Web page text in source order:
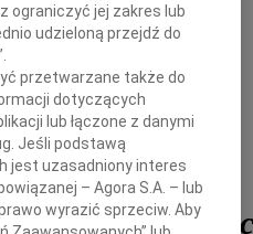
Z wielkim smutkiem
wiadomosć o śmierci
ograniczyć jej zakres lub
udzieloną przejdź do
przetwarzane także do
dotyczących
lub łączone z danymi
Jeśli podstawą
jest uzasadniony interes
– Agora S.A. – lub
wyrazić sprzeciw. Aby